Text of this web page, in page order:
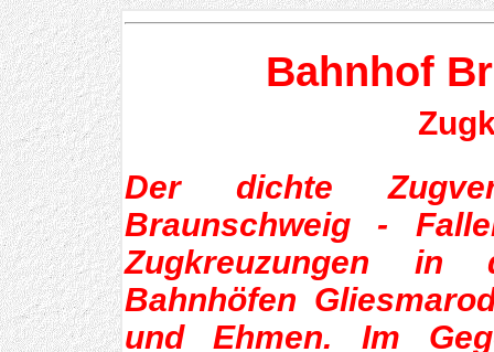
Bahnhof
Der dichte
Braunschweig -
Zugkreuzungen
Bahnhöfen
und Ehmen. Im